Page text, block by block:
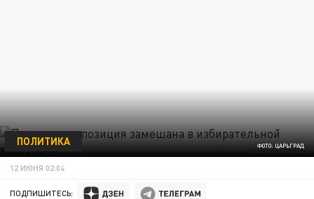
ФОТО: ЦАРЬГРАД
ПОЛИТИКА
12 ИЮНЯ 02:04
ПОДПИШИТЕСЬ: